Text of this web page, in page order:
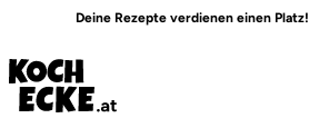
Inhalt
Deine Rezepte verdienen einen Platz!